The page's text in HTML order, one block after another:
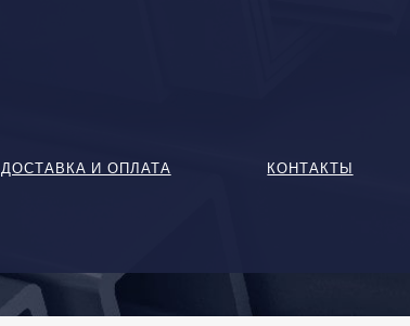
ДОСТАВКА И ОПЛАТА КОНТАКТЫ